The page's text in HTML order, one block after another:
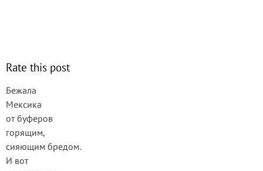
Rate this post
Бежала
Мексика
от буферов
горящим,
сияющим бредом.
И вот